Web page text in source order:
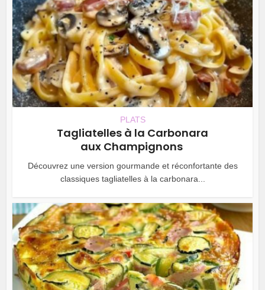
PLATS
Tagliatelles à la Carbonara
aux Champignons
Découvrez une version gourmande et réconfortante des
classiques tagliatelles à la carbonara...